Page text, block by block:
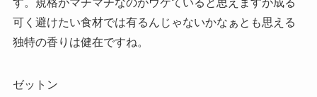
可く避けたい食材では有るんじゃないかなぁとも思える
独特の香りは健在ですね。
ゼットン